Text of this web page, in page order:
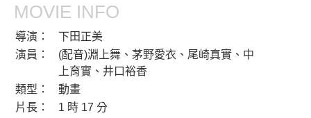
MOVIE INFO
導演：
下田正美
演員：
(配音)淵上舞、茅野愛衣、尾崎真實、中
上育實、井口裕香
類型：
動畫
片長：
1 時 17 分